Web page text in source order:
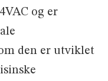
og er
den er utviklet